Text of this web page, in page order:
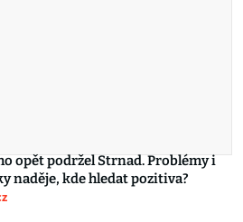
opět podržel Strnad. Problémy i
naděje, kde hledat pozitiva?